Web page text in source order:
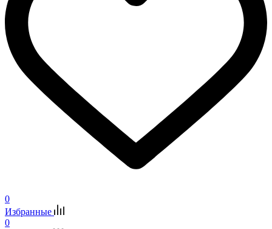
0
Избранные
0